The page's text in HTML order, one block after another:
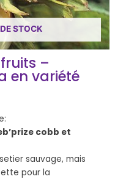
STOCK
–
en variété
cobb et
sauvage, mais
pour la